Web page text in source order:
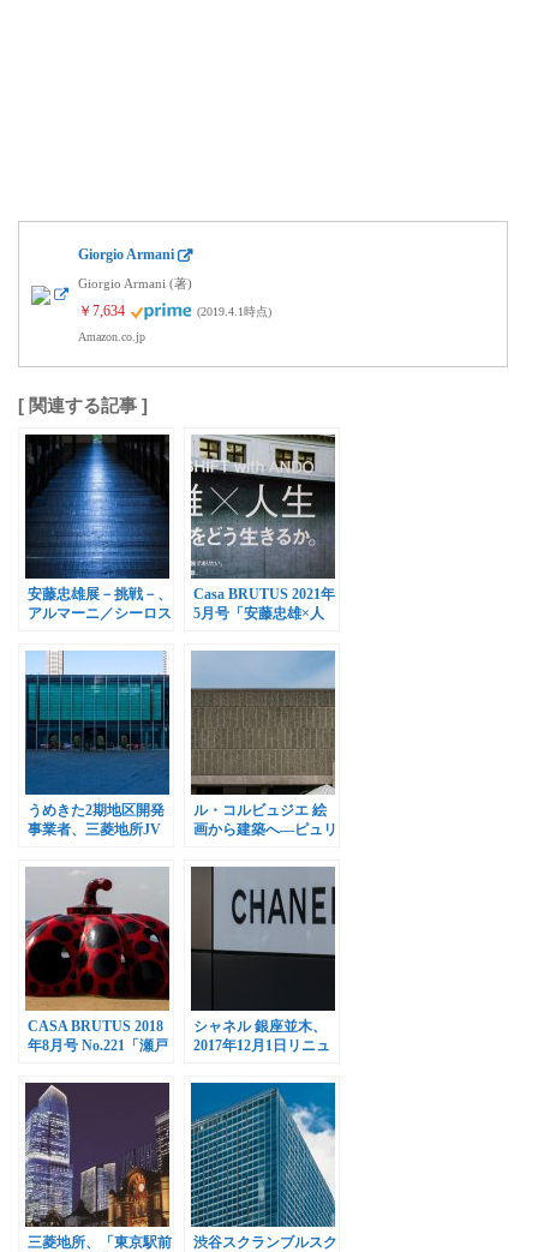
Giorgio Armani
Giorgio Armani (著)
￥7,634
(2019.4.1時点)
Amazon.co.jp
[ 関連する記事 ]
安藤忠雄展－挑戦－、
アルマーニ／シーロス
Casa BRUTUS 2021年
5月号「安藤忠雄×人
うめきた2期地区開発
事業者、三菱地所JV
ル・コルビュジエ 絵
画から建築へ―ピュリ
美術館で開催
CASA BRUTUS 2018
年8月号 No.221「瀬戸
シャネル 銀座並木、
2017年12月1日リニュ
三菱地所、「東京駅前
渋谷スクランブルスク